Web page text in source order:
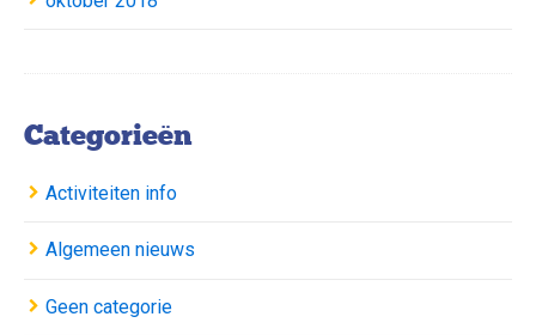
Categorieën
Activiteiten info
Algemeen nieuws
Geen categorie